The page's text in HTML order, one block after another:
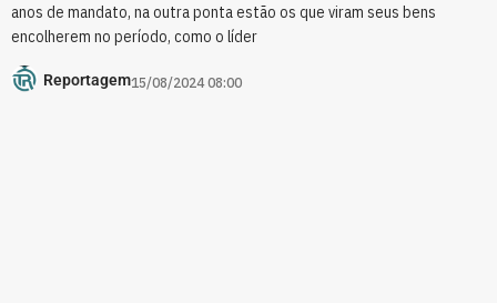
anos de mandato, na outra ponta estão os que viram seus bens
encolherem no período, como o líder
Reportagem15/08/2024 08:00